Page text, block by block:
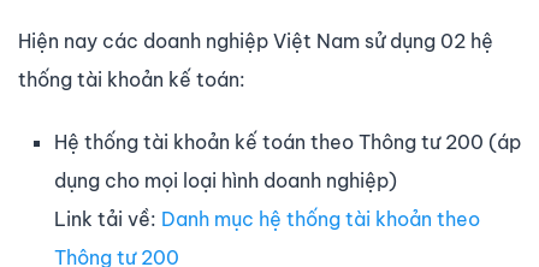
Hiện nay các doanh nghiệp Việt Nam sử dụng 02 hệ
thống tài khoản kế toán:
Hệ thống tài khoản kế toán theo Thông tư 200 (áp
dụng cho mọi loại hình doanh nghiệp)
Link tải về: Danh mục hệ thống tài khoản theo
Thông tư 200